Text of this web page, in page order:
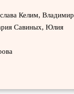
Келим, Владимир
Савиных, Юлия